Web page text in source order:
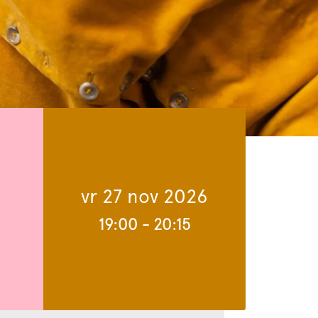
vr 27 nov 2026
19:00 - 20:15